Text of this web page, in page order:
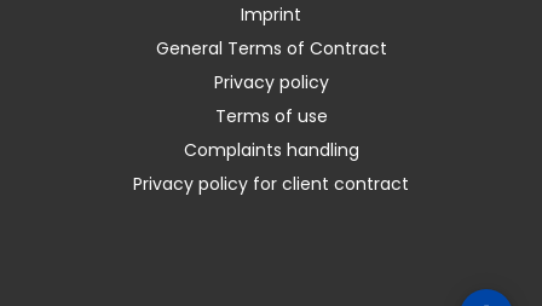
Imprint
General Terms of Contract
Privacy policy
Terms of use
Complaints handling
Privacy policy for client contract